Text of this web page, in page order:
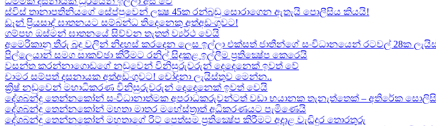
ස්විස් තානාපතිනියගේ සේප්පුවෙන් ලක්‍ෂ 45ක රන්බඩු සොරාගෙන ඇතැයි පොලීසිය කියයි!
ඩෑන් ප්‍රියසාද් ඝාතනයට සම්බන්ධ තිදෙනෙකු අත්අඩංගුවට​!
ගම්පහ ඔස්මන් ඝාතනයේ සිව්වන තැතත් ව්‍යර්ථ වෙයි
අමෙරිකානු තීරු බදු වලින් නිදහස් කරදෙන ලෙස ඉල්ලා එක්සත් ජාතීන්ගේ සංවිධානයෙන් රටවල් 28ක
පිල්ලෙයාන් සමග සාකච්ඡා කිරීමට රනිල් සිදුකළ ඉල්ලීම ප්‍රතික්‍ෂේප කෙරෙයි
වසන්ත කරන්නාගොඩගේ නඩුවෙන් විනිසුරුවරුන් දෙදෙනෙක් ඉවත් වේ
චාමර සම්පත් දසනායක අත්අඩංගුවට​! චෝදනා ලැයිස්තුව මෙන්න​..
ක්‍රිෂ් නඩුවෙන් මහාධිකරණ විනිසුරුවරුන් දෙදෙනෙක් ඉවත් වෙයි
දේශබන්දු තෙන්නකෝන් සංවිධානාත්මක අපරාධකරුවන්ටත් වඩා භයානක තැනැත්තෙක් – අතිරේක
දේශබන්දු තෙන්නකෝන් මහතා මාතර මහේස්ත්‍රාත් අධිකරණයට පැමිණෙයි
දේශබන්දු තෙන්නකෝන් මහතාගේ රිට් පෙත්සම ප්‍රතික්‍ෂේප කිරීමට අදාළ වැඩිදුර තොරතුරු